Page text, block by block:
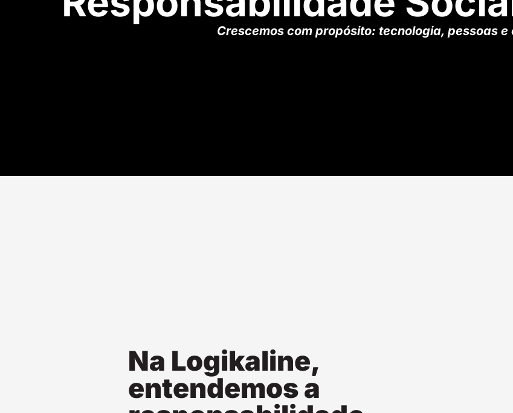
Crescemos com propósito: tecnologia, pessoas e
Na Logikaline,
entendemos a